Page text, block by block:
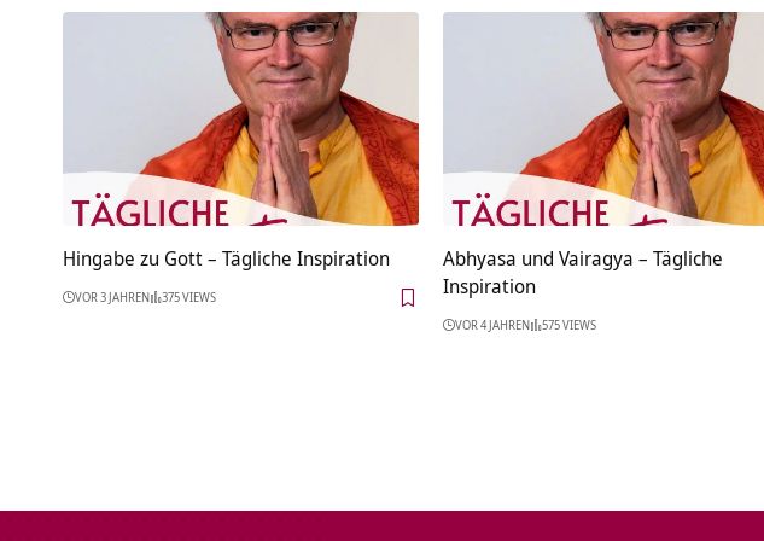
Hingabe zu Gott – Tägliche Inspiration
VOR 3 JAHREN 375 VIEWS
Abhyasa und Vairagya – Tägliche
Inspiration
VOR 4 JAHREN 575 VIEWS